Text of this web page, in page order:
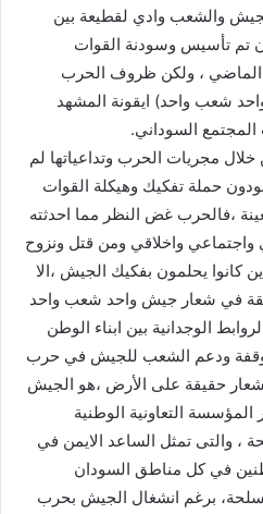
الجيش والشعب وادي لقطيعة بين
تم تأسيس وسودنة القوات
، ولكن ظروف الحرب
شعب واحد) ايقونة المشهد
المجتمع السوداني.
مجريات الحرب وتداعياتها لم
حملة تفكيك وهيكلة القوات
،فالحرب غض النظر مما احدثته
واخلاقي ومن قتل ونزوح
كانوا يحلمون بفكيك الجيش ،الا
في شعار جيش واحد شعب واحد
الوجدانية بين ابناء الوطن
وقفة ودعم الشعب للجيش في حرب
حقيقة على الأرض ،هو الجيش
التعاونية الوطنية
، والتى تمثل الساعد الايمن في
في كل مناطق السودان
برغم انشغال الجيش بحرب